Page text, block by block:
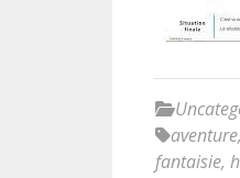
aventure,
fantaisie,